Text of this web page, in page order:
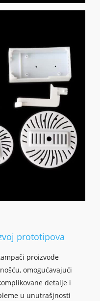
prototipova
proizvode
omogućavajući
detalje i
u unutrašjnosti